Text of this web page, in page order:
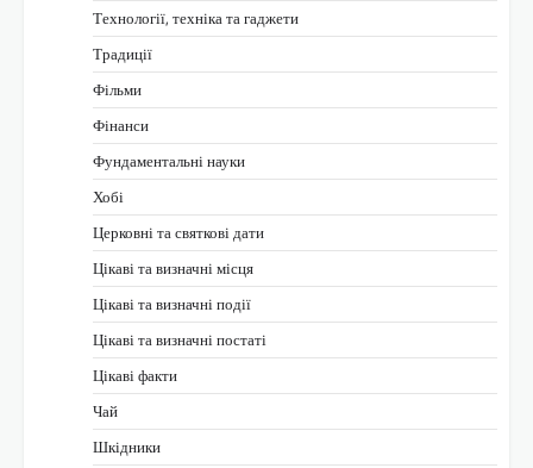
Технології, техніка та гаджети
Традиції
Фільми
Фінанси
Фундаментальні науки
Хобі
Церковні та святкові дати
Цікаві та визначні місця
Цікаві та визначні події
Цікаві та визначні постаті
Цікаві факти
Чай
Шкідники